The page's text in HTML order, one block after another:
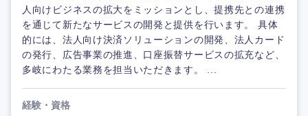
人向けビジネスの拡大をミッションとし、提携先との連携
を通じて新たなサービスの開発と提供を行います。 具体
的には、法人向け決済ソリューションの開発、法人カード
の発行、広告事業の推進、口座振替サービスの拡充など、
多岐にわたる業務を担当いただきます。 ...
経験・資格